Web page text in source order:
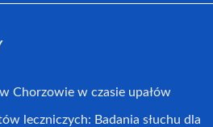
Chorzowie w czasie upałów
leczniczych: Badania słuchu dla